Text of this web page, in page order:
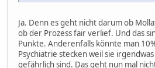
Ja. Denn es geht nicht darum ob
ob der Prozess fair verlief. Und das
Punkte. Anderenfalls könnte man
Psychiatrie stecken weil sie
gefährlich sind. Das geht nun mal